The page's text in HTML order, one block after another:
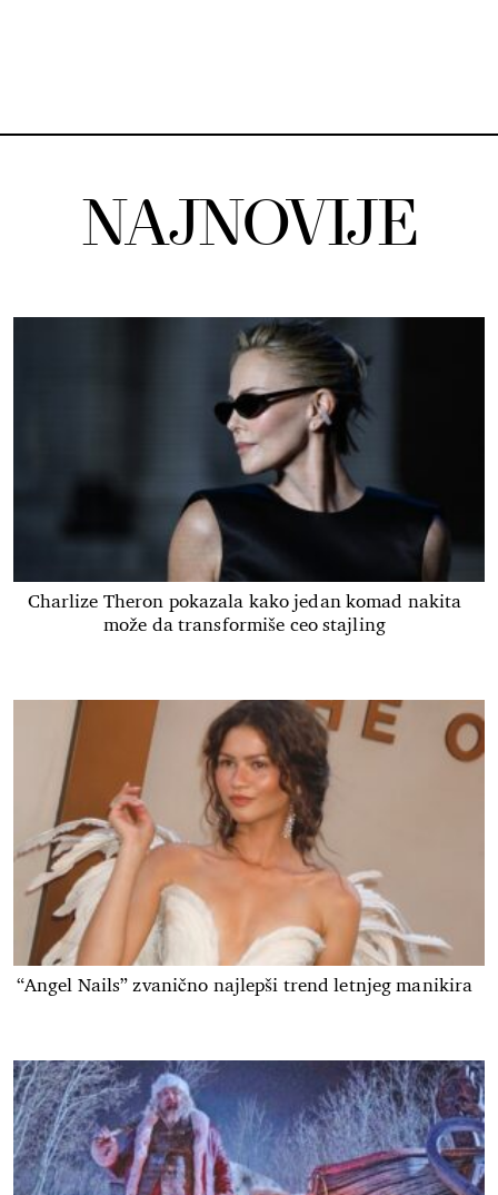
NAJNOVIJE
Charlize Theron pokazala kako jedan komad nakita
može da transformiše ceo stajling
“Angel Nails” zvanično najlepši trend letnjeg manikira